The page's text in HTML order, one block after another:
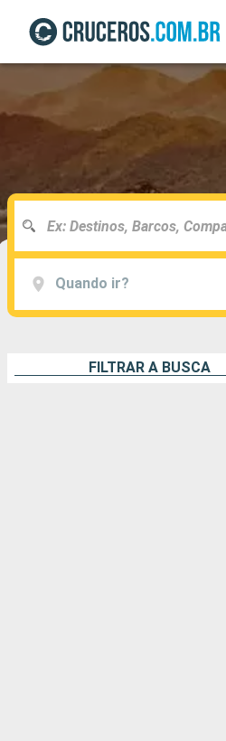
Quando ir?
FILTRAR A BUSCA